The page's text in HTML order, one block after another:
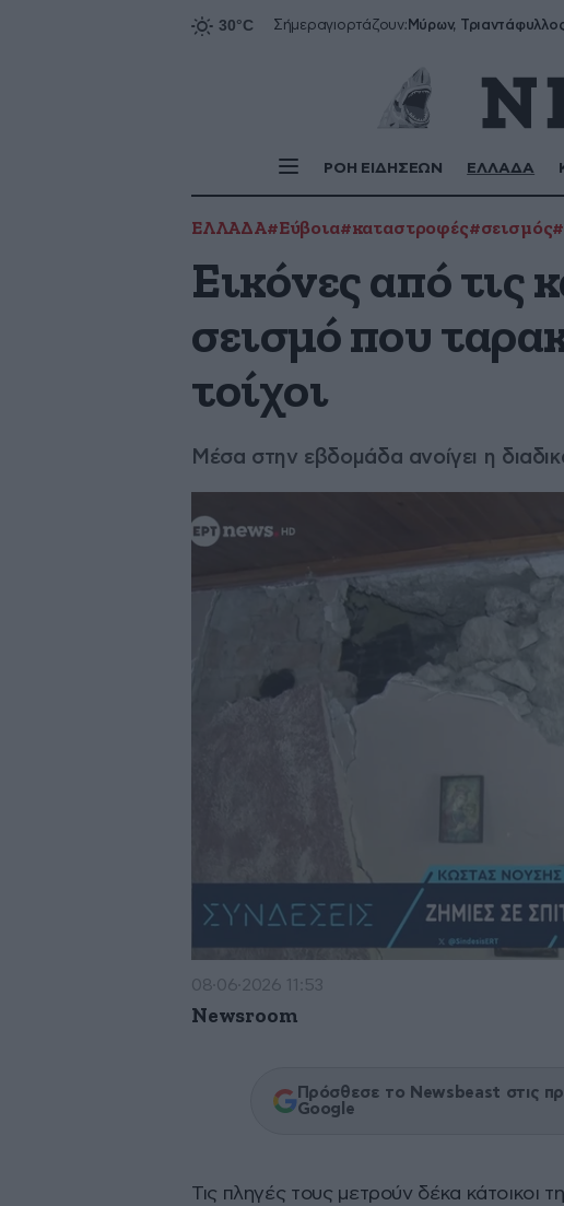
Σήμεραγιορτάζουν:
ΡΟΗ ΕΙΔΗΣΕΩΝ ΕΛΛΑΔΑ
ΕΛΛΑΔΑ#Εύβοια#καταστροφές#σεισμός
Εικόνες από τις
σεισμό που
τοίχοι
Μέσα στην εβδομάδα ανοίγει η
08·06·2026 11:53
Newsroom
Πρόσθεσε το Newsbeast στις
Google
Τις πληγές τους μετρούν δέκα κάτοικοι